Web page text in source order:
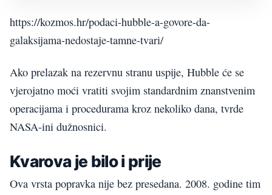
https://kozmos.hr/podaci-hubble-a-govore-da-
galaksijama-nedostaje-tamne-tvari/
Ako prelazak na rezervnu stranu uspije, Hubble će se
vjerojatno moći vratiti svojim standardnim znanstvenim
operacijama i procedurama kroz nekoliko dana, tvrde
NASA-ini dužnosnici.
Kvarova je bilo i prije
Ova vrsta popravka nije bez presedana. 2008. godine tim